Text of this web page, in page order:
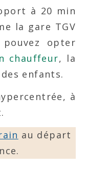
à 20 min
la gare TGV
pouvez opter
chauffeur, la
enfants.
à
au départ